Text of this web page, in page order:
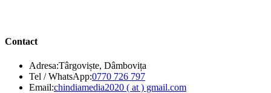
Contact
Adresa:Târgoviște, Dâmbovița
Tel / WhatsApp:0770 726 797Opens
in
Email:chindiamedia2020 ( at ) gmail.comOpens